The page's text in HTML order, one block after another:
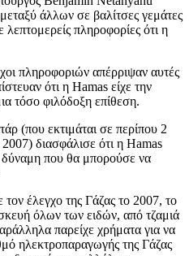
άλλων σε βαλίτσες γεμάτες
πληροφορίες ότι η
πληροφοριών απέρριψαν αυτές
ότι η Hamas είχε την
τόσο φιλόδοξη επίθεση.
(που εκτιμάται σε περίπου 2
διασφάλισε ότι η Hamas
δύναμη που θα μπορούσε να
έλεγχο της Γάζας το 2007, το
όλων των ειδών, από τζαμιά
παρείχε χρήματα για να
ηλεκτροπαραγωγής της Γάζας